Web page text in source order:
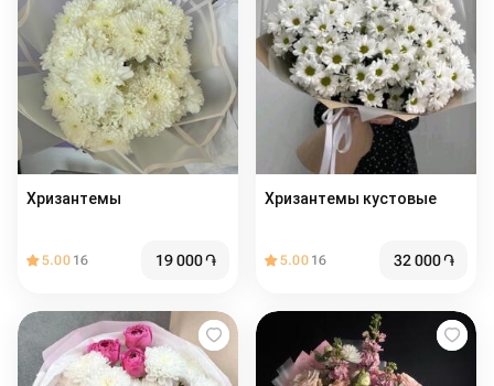
Хризантемы
5.00 16 19 000֏
Хризантемы кустовые
5.00 16 32 000֏